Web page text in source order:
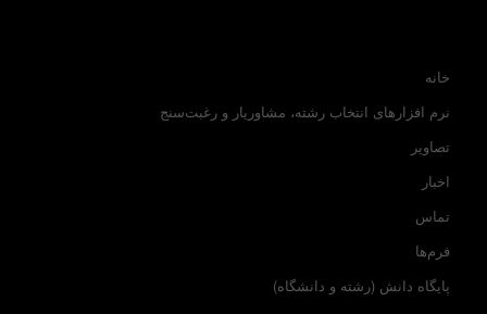
خانه
نرم افزارهای انتخاب رشته، مشاوریار و رغبت‌سنج
تصاویر
اخبار
تماس
فرم‌ها
پایگاه دانش (رشته و دانشگاه)